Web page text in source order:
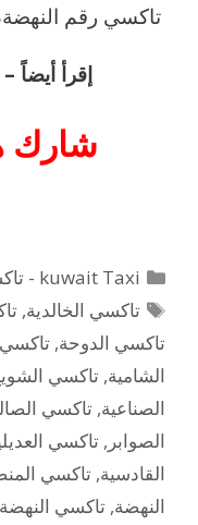
تاكسي رقم
إقرأ أيضاً –
شارك
التصنيفات
kuwait Taxi - تاكسي الكويت
الوسوم
تاكسي الخالدية,
تاكسي الدوحة,
الشامية, تاكسي
الصناعية, تاكسي
الصوابر , تاكسي
القادسية, تاكسي
النهضة, تاكسي النهضة 69694241